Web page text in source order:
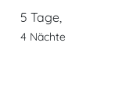
5 Tage,
4 Nächte